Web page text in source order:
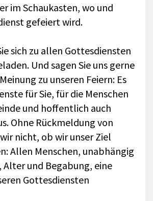
im Schaukasten, wo und
gefeiert wird.
sich zu allen Gottesdiensten
Und sagen Sie uns gerne
zu unseren Feiern: Es
für Sie, für die Menschen
und hoffentlich auch
Ohne Rückmeldung von
nicht, ob wir unser Ziel
Allen Menschen, unabhängig
und Begabung, eine
Gottesdiensten